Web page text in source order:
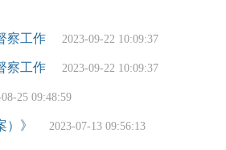
察工作 2023-09-22 10:09:37
察工作 2023-09-22 10:09:37
25 09:48:59
》 2023-07-13 09:56:13